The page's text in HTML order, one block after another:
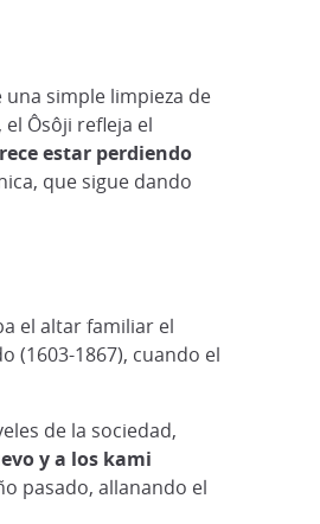
una simple limpieza de
Ôsôji refleja el
estar perdiendo
que sigue dando
el altar familiar el
(1603-1867), cuando el
de la sociedad,
y a los kami
pasado, allanando el